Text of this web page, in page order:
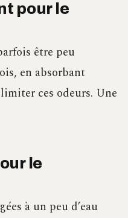
pour le
être peu
en absorbant
ces odeurs. Une
le
à un peu d’eau